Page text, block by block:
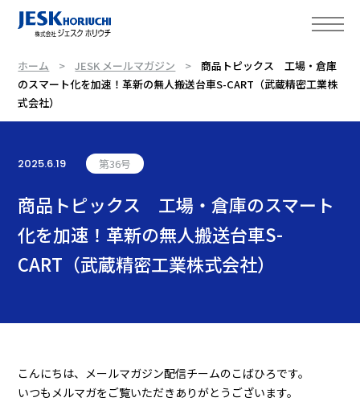
ホーム JESK メールマガジン
商品トピックス 工場・倉庫
のスマート化を加速！革新の無人搬送台車S-CART（武蔵精密工業株
式会社）
2025.6.19 第36号
商品トピックス 工場・倉庫のスマート
化を加速！革新の無人搬送台車S-
CART（武蔵精密工業株式会社）
こんにちは、メールマガジン配信チームのこばひろです。
いつもメルマガをご覧いただきありがとうございます。